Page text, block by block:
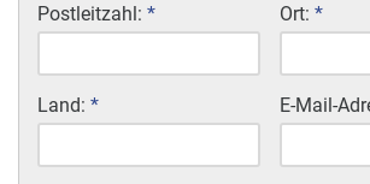
Postleitzahl: * Ort: *
Land: * E-Mail-